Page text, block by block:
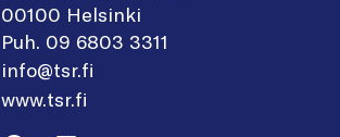
00100 Helsinki
Puh. 09 6803 3311
info@tsr.fi
www.tsr.fi